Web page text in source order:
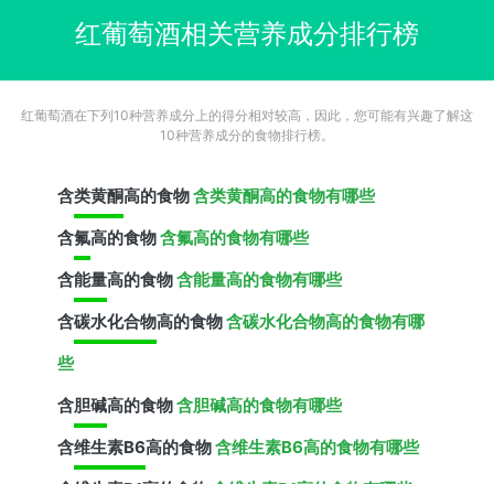
红葡萄酒相关营养成分排行榜
红葡萄酒在下列10种营养成分上的得分相对较高，因此，您可能有兴趣了解这
10种营养成分的食物排行榜。
含类黄酮高的食物含类黄酮高的食物有哪些
含氟高的食物含氟高的食物有哪些
含能量高的食物含能量高的食物有哪些
含碳水化合物高的食物含碳水化合物高的食物有哪
些
含胆碱高的食物含胆碱高的食物有哪些
含维生素B6高的食物含维生素B6高的食物有哪些